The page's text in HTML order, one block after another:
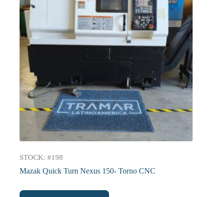
STOCK: #198
Mazak Quick Turn Nexus 150- Torno CNC